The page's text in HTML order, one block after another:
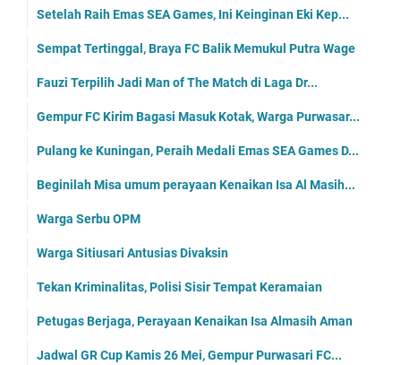
Setelah Raih Emas SEA Games, Ini Keinginan Eki Kep...
Sempat Tertinggal, Braya FC Balik Memukul Putra Wage
Fauzi Terpilih Jadi Man of The Match di Laga Dr...
Gempur FC Kirim Bagasi Masuk Kotak, Warga Purwasar...
Pulang ke Kuningan, Peraih Medali Emas SEA Games D...
Beginilah Misa umum perayaan Kenaikan Isa Al Masih...
Warga Serbu OPM
Warga Sitiusari Antusias Divaksin
Tekan Kriminalitas, Polisi Sisir Tempat Keramaian
Petugas Berjaga, Perayaan Kenaikan Isa Almasih Aman
Jadwal GR Cup Kamis 26 Mei, Gempur Purwasari FC...